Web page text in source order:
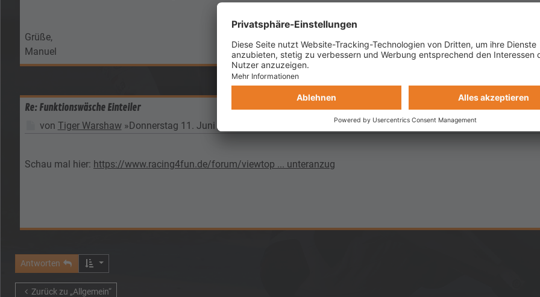
Grüße,
Manuel
Re: Funktionswäsche Einteiler
Beitrag
von Tiger Warshaw»Donnerstag 11. Juni 2026, 12:15
Schau mal hier: https://www.racing4fun.de/forum/viewtop ... unteranzug
Antworten
Zurück zu „Allgemein“